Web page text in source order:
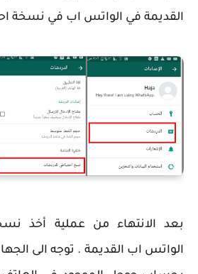
القديمة في الواتس اب في نسخة
بعد الانتهاء من عملية أخذ
الواتس اب القديمة . توجه الى